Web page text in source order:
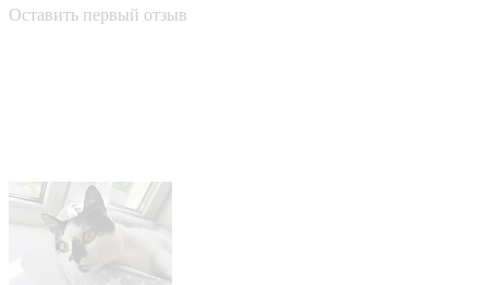
Оставить первый отзыв